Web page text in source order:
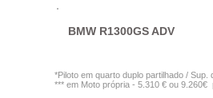
*Piloto em quarto duplo partilhado /
*** em Moto própria - 5.310 € ou 9.260€
BMW R1300GS ADV